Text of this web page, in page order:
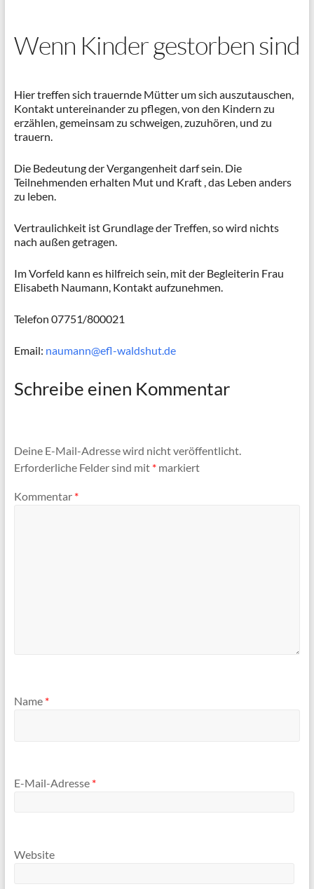
Wenn Kinder gestorben sind
Hier treffen sich trauernde Mütter um sich auszutauschen,
Kontakt untereinander zu pflegen, von den Kindern zu
erzählen, gemeinsam zu schweigen, zuzuhören, und zu
trauern.
Die Bedeutung der Vergangenheit darf sein. Die
Teilnehmenden erhalten Mut und Kraft , das Leben anders
zu leben.
Vertraulichkeit ist Grundlage der Treffen, so wird nichts
nach außen getragen.
Im Vorfeld kann es hilfreich sein, mit der Begleiterin Frau
Elisabeth Naumann, Kontakt aufzunehmen.
Telefon 07751/800021
Email: naumann@efl-waldshut.de
Schreibe einen Kommentar
Deine E-Mail-Adresse wird nicht veröffentlicht.
Erforderliche Felder sind mit *markiert
Kommentar *
Name *
E-Mail-Adresse *
Website